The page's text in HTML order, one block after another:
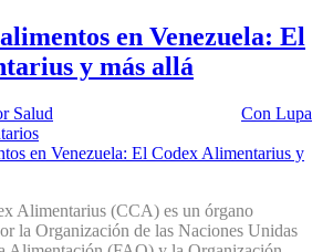
en Venezuela: El
y más allá
Salud Con Lupa
Alimentarius (CCA) es un órgano
la Organización de las Naciones Unidas